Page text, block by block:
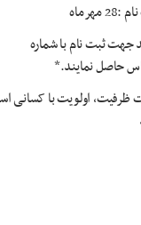
جهت ثبت نام با شماره
.*
ظرفیت، اولویت با کسانی